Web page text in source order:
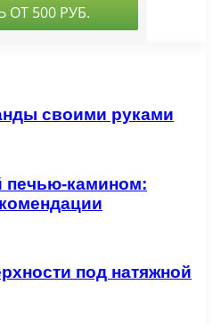
своими руками
печью-камином:
под натяжной